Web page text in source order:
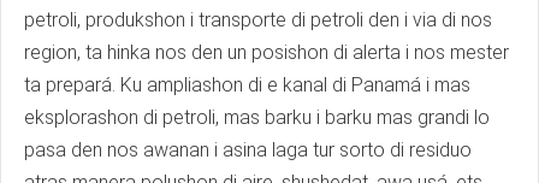
petroli, produkshon i transporte di petroli den i via di nos
region, ta hinka nos den un posishon di alerta i nos mester
ta prepará. Ku ampliashon di e kanal di Panamá i mas
eksplorashon di petroli, mas barku i barku mas grandi lo
pasa den nos awanan i asina laga tur sorto di residuo